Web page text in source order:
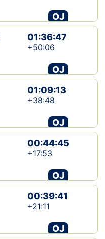
OJ
01:36:47
+50:06
OJ
01:09:13
+38:48
OJ
00:44:45
+17:53
OJ
00:39:41
+21:11
OJ